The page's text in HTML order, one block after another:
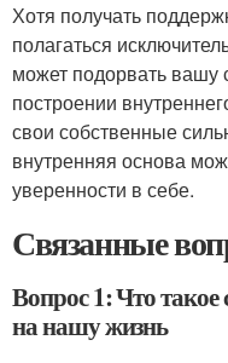
Хотя получать
полагаться
может подорвать вашу
построении
свои собственные
внутренняя основа
уверенности в себе.
Связанные
Вопрос 1: Что
на нашу жизнь